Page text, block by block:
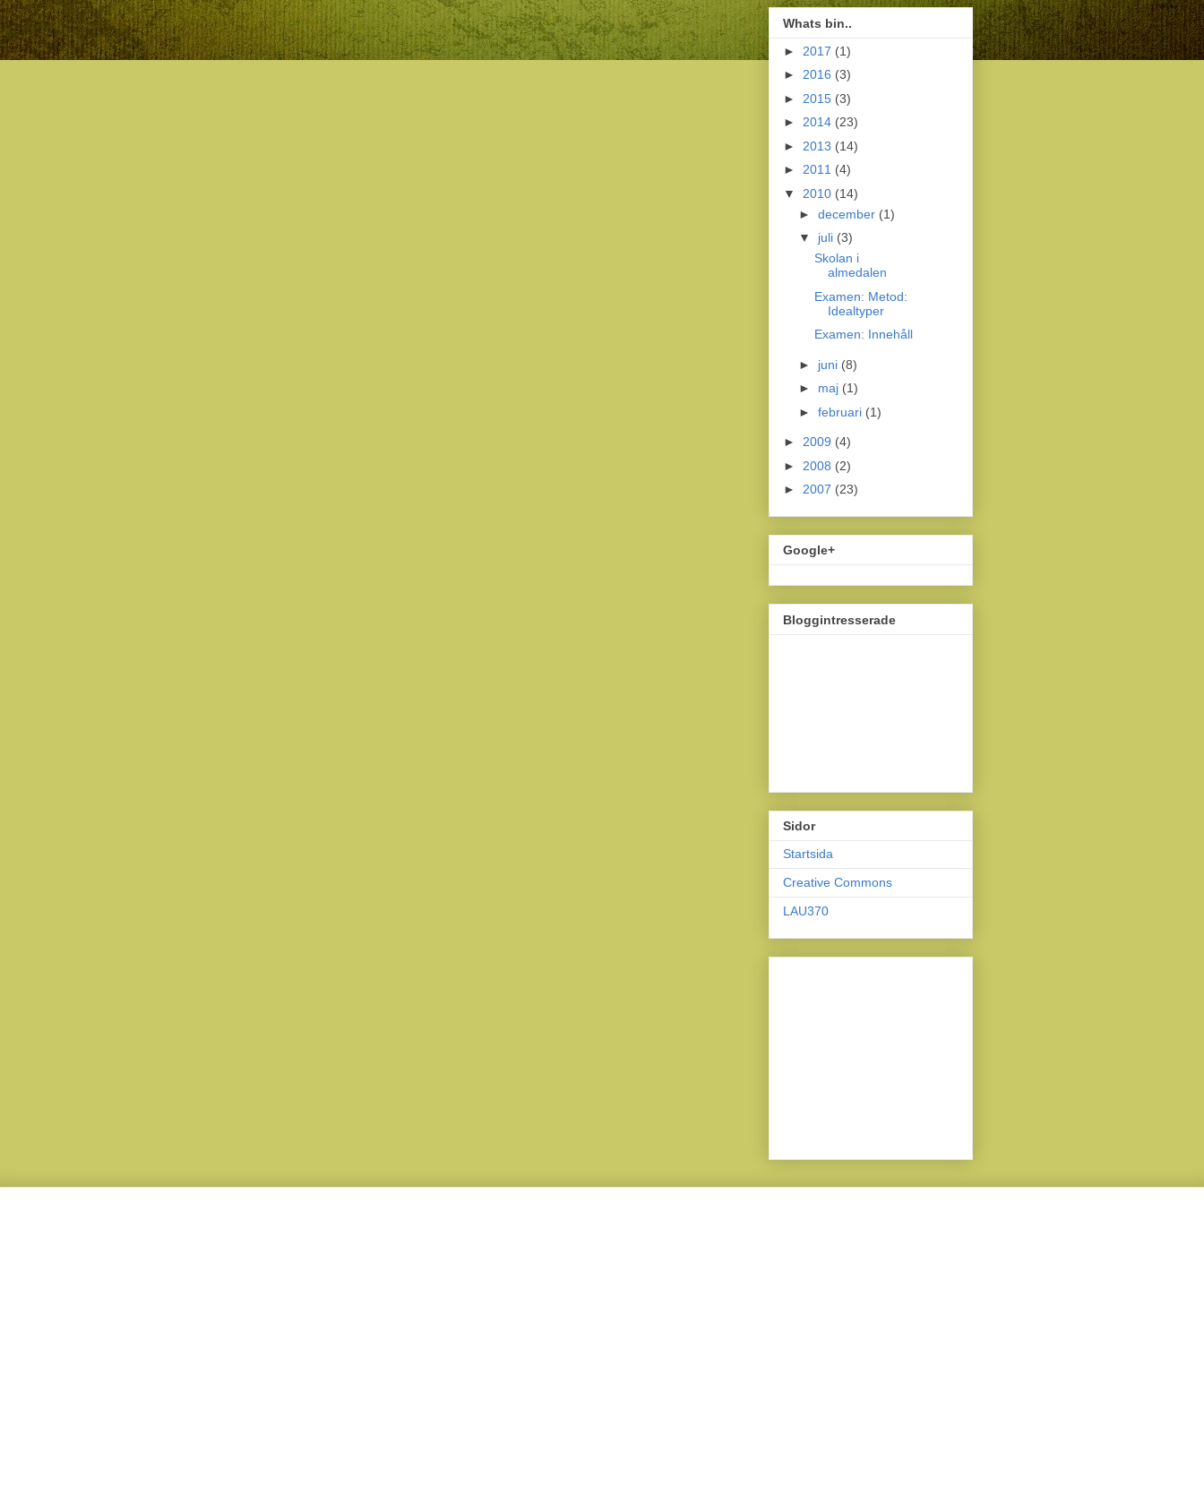
Whats bin..
► 2017 (1)
► 2016 (3)
► 2015 (3)
► 2014 (23)
► 2013 (14)
► 2011 (4)
▼ 2010 (14)
► december (1)
▼ juli (3)
Skolan i
almedalen
Examen: Metod:
Idealtyper
Examen: Innehåll
► juni (8)
► maj (1)
► februari (1)
► 2009 (4)
► 2008 (2)
► 2007 (23)
Google+
Bloggintresserade
Sidor
Startsida
Creative Commons
LAU370